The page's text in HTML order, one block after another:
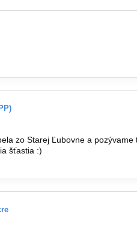
zo Starej Ľubovne a
šťastia :)